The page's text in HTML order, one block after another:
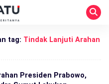
tag: Tindak Lanjuti Arahan
Presiden Prabowo,